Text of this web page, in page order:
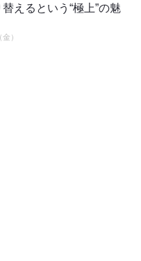
えるという“極上”の魅
）